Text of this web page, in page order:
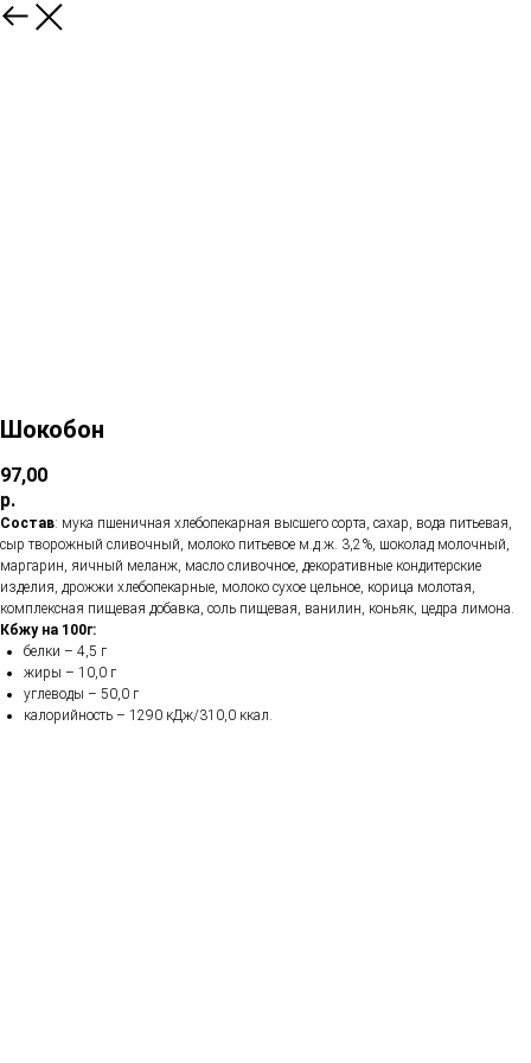
Шокобон
97,00
р.
Состав: мука пшеничная хлебопекарная высшего сорта, сахар, вода питьевая,
сыр творожный сливочный, молоко питьевое м.д.ж. 3,2%, шоколад молочный,
маргарин, яичный меланж, масло сливочное, декоративные кондитерские
изделия, дрожжи хлебопекарные, молоко сухое цельное, корица молотая,
комплексная пищевая добавка, соль пищевая, ванилин, коньяк, цедра лимона.
Кбжу на 100г:
белки – 4,5 г
жиры – 10,0 г
углеводы – 50,0 г
калорийность – 1290 кДж/310,0 ккал.